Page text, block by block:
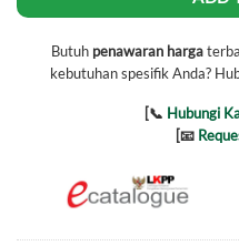
Butuh penawaran harga
kebutuhan spesifik Anda?
[📞 Hubungi
[📧